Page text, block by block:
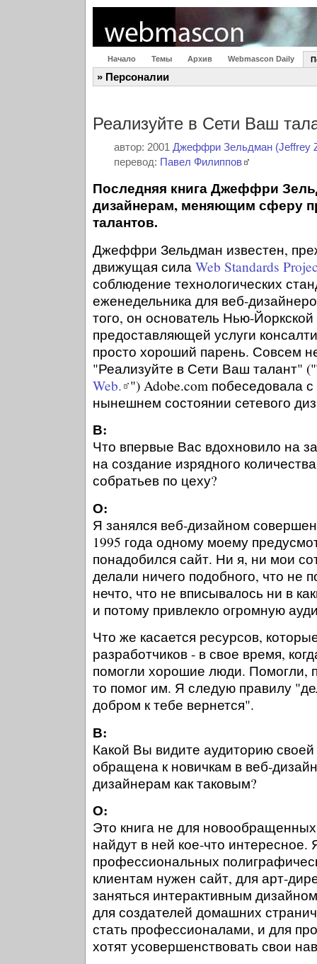
Начало Темы Архив Webmascon Daily
» Персоналии
Реализуйте в Сети Ваш
автор: 2001 Джеффри Зельдман (Jeffrey
перевод: Павел Филиппов
Последняя книга Джеффри
дизайнерам, меняющим сферу
талантов.
Джеффри Зельдман известен,
движущая сила Web Standards
соблюдение технологических
еженедельника для веб-
того, он основатель Нью-
предоставляющей услуги
просто хороший парень. Совсем
"Реализуйте в Сети Ваш талант" ("
Web. ") Adobe.com побеседовала
нынешнем состоянии сетевого
В:
Что впервые Вас вдохновило на
на создание изрядного
собратьев по цеху?
О:
Я занялся веб-дизайном
1995 года одному моему
понадобился сайт. Ни я, ни мои
делали ничего подобного, что не
нечто, что не вписывалось ни в
и потому привлекло огромную
Что же касается ресурсов,
разработчиков - в свое время,
помогли хорошие люди. Помогли,
то помог им. Я следую правилу
добром к тебе вернется".
В:
Какой Вы видите аудиторию
обращена к новичкам в веб-
дизайнерам как таковым?
О:
Это книга не для
найдут в ней кое-что интересное.
профессиональных
клиентам нужен сайт, для арт-
заняться интерактивным
для создателей домашних
стать профессионалами, и для
хотят усовершенствовать свои